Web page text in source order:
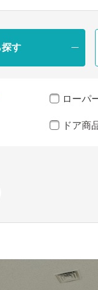
す
ローパ
ドア商